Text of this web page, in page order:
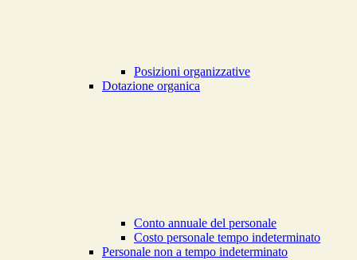
Posizioni organizzative
Dotazione organica
Conto annuale del personale
Costo personale tempo indeterminato
Personale non a tempo indeterminato